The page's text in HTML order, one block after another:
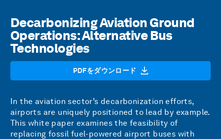
Decarbonizing Aviation Ground
Operations: Alternative Bus
Technologies
PDFをダウンロード
In the aviation sector’s decarbonization efforts,
airports are uniquely positioned to lead by example.
This white paper examines the feasibility of
replacing fossil fuel-powered airport buses with